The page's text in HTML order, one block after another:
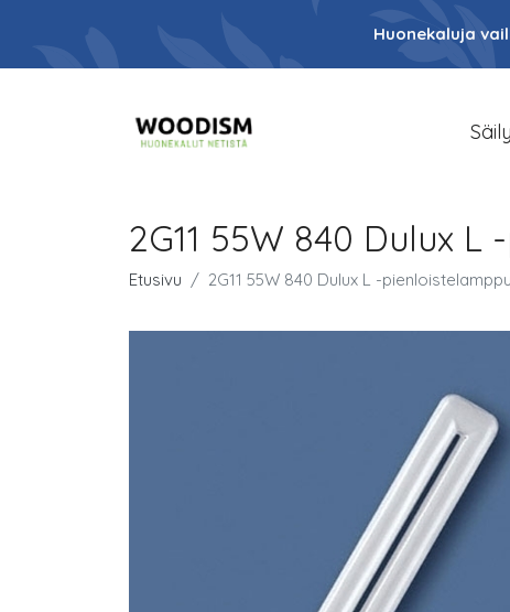
Huonekaluja
2G11 55W 840 Dulux
Etusivu 2G11 55W 840 Dulux L -pienloistelamppu